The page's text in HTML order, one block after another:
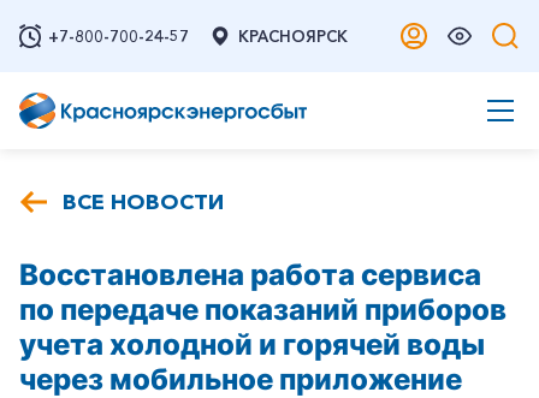
+7-800-700-24-57 КРАСНОЯРСК
ВСЕ НОВОСТИ
Восстановлена работа сервиса
по передаче показаний приборов
учета холодной и горячей воды
через мобильное приложение